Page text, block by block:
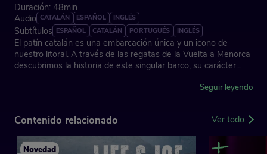
Duración: 48min
Audio CATALÁN ESPAÑOL INGLÉS
Subtítulos ESPAÑOL CATALÁN PORTUGUÉS INGLÉS
El patín catalán es una embarcación única y un icono de
nuestro litoral. A través de las regatas de la Vuelta a Menorca
descubrimos la historia de este singular barco, su carácter
Una travesía entre tradición y futuro que culmina en un hito
Mandle, en una llamada contra la contaminación marina por
Seguir leyendo
Contenido relacionado Ver todo
Novedad